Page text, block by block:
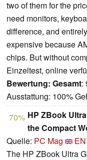
two of them for the
need monitors,
difference, and
expensive because
chips. But without
Einzeltest, online
Bewertung: Gesamt:
Ausstattung: 100%
70% HP ZBook
the Compact
Quelle: PC Mag
The HP ZBook Ultra